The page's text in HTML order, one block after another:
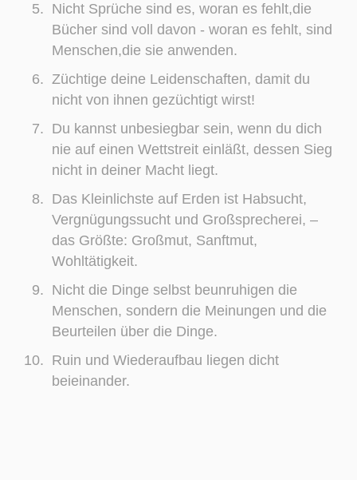
Nicht Sprüche sind es, woran es fehlt,die
Bücher sind voll davon - woran es fehlt, sind
Menschen,die sie anwenden.
Züchtige deine Leidenschaften, damit du
nicht von ihnen gezüchtigt wirst!
Du kannst unbesiegbar sein, wenn du dich
nie auf einen Wettstreit einläßt, dessen Sieg
nicht in deiner Macht liegt.
Das Kleinlichste auf Erden ist Habsucht,
Vergnügungssucht und Großsprecherei, –
das Größte: Großmut, Sanftmut,
Wohltätigkeit.
Nicht die Dinge selbst beunruhigen die
Menschen, sondern die Meinungen und die
Beurteilen über die Dinge.
Ruin und Wiederaufbau liegen dicht
beieinander.